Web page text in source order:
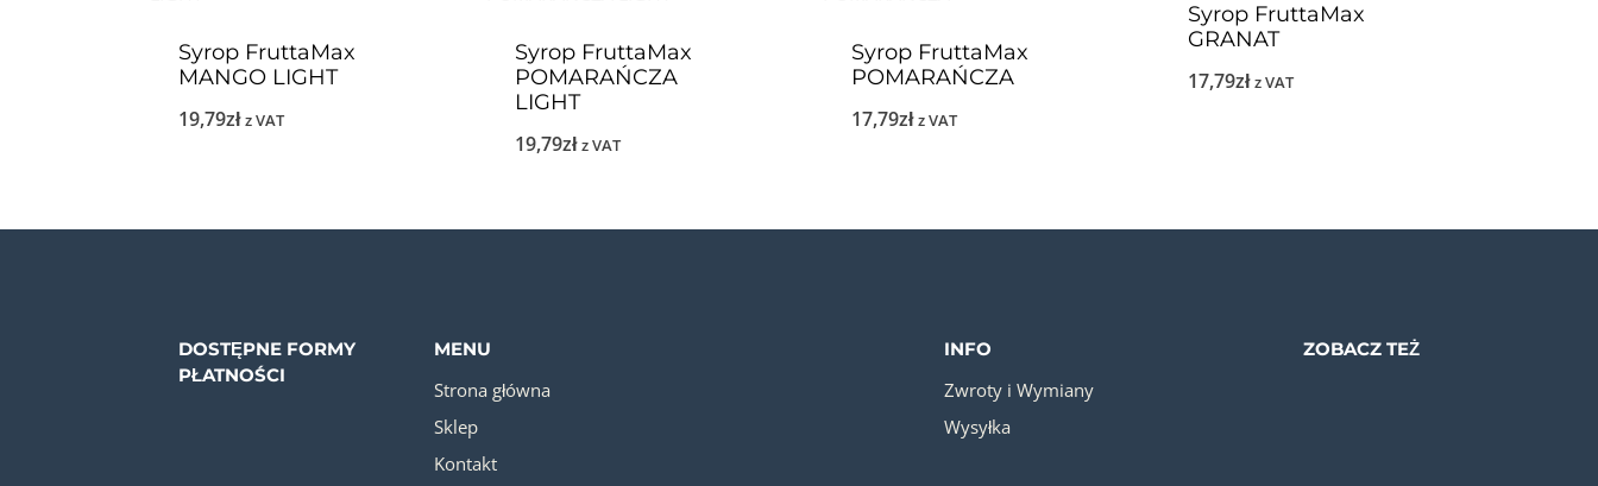
Syrop FruttaMax
MANGO LIGHT
19,79zł z VAT
Syrop FruttaMax
POMARAŃCZA
LIGHT
19,79zł z VAT
Syrop FruttaMax
POMARAŃCZA
17,79zł z VAT
Syrop FruttaMax
GRANAT
17,79zł z VAT
DOSTĘPNE FORMY
PŁATNOŚCI
MENU
Strona główna
Sklep
Kontakt
INFO
Zwroty i Wymiany
Wysyłka
ZOBACZ TEŻ